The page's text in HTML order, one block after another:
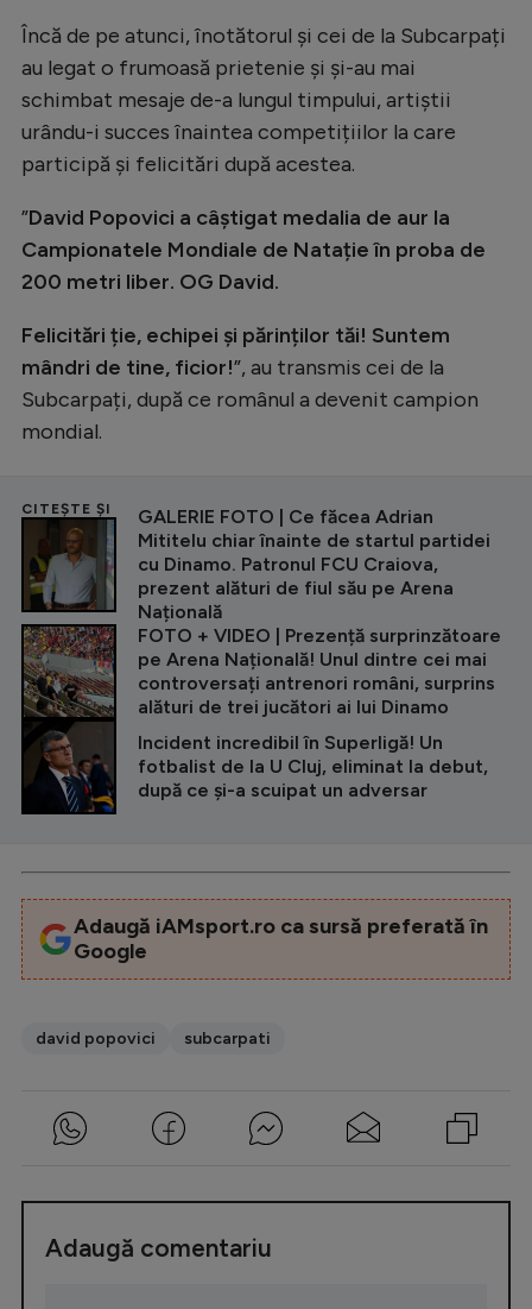
Încă de pe atunci, înotătorul și cei de la Subcarpați
au legat o frumoasă prietenie și și-au mai
schimbat mesaje de-a lungul timpului, artiștii
urându-i succes înaintea competițiilor la care
participă și felicitări după acestea.
”David Popovici a câștigat medalia de aur la
Campionatele Mondiale de Natație în proba de
200 metri liber. OG David.
Felicitări ție, echipei și părinților tăi! Suntem
mândri de tine, ficior!”, au transmis cei de la
Subcarpați, după ce românul a devenit campion
mondial.
CITEȘTE ȘI
GALERIE FOTO | Ce făcea Adrian
Mititelu chiar înainte de startul partidei
cu Dinamo. Patronul FCU Craiova,
prezent alături de fiul său pe Arena
Națională
FOTO + VIDEO | Prezență surprinzătoare
pe Arena Națională! Unul dintre cei mai
controversați antrenori români, surprins
alături de trei jucători ai lui Dinamo
Incident incredibil în Superligă! Un
fotbalist de la U Cluj, eliminat la debut,
după ce și-a scuipat un adversar
Adaugă iAMsport.ro ca sursă preferată în
Google
david popovici subcarpati
Adaugă comentariu